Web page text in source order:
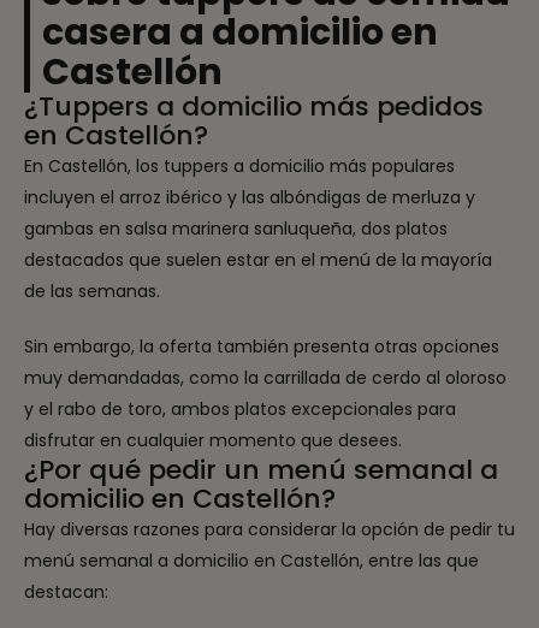
casera a domicilio en
Castellón
¿Tuppers a domicilio más pedidos
en Castellón?
En Castellón, los tuppers a domicilio más populares
incluyen el arroz ibérico y las albóndigas de merluza y
gambas en salsa marinera sanluqueña, dos platos
destacados que suelen estar en el menú de la mayoría
de las semanas.
Sin embargo, la oferta también presenta otras opciones
muy demandadas, como la carrillada de cerdo al oloroso
y el rabo de toro, ambos platos excepcionales para
disfrutar en cualquier momento que desees.
¿Por qué pedir un menú semanal a
domicilio en Castellón?
Hay diversas razones para considerar la opción de pedir tu
menú semanal a domicilio en Castellón, entre las que
destacan: